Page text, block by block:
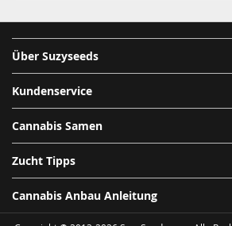
unseren
Newsletter
an:
Über Suzyseeds
Kundenservice
Cannabis Samen
Zucht Tipps
Cannabis Anbau Anleitung